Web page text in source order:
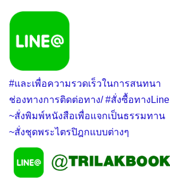
#และเพื่อความรวดเร็วในการสนทนา
ช่องทางการติดต่อทาง/ #สั่งซื้อทางLine
~สั่งพิมพ์หนังสือเพื่อแจกเป็นธรรมทาน
~สั่งชุดพระไตรปิฎกแบบต่างๆ